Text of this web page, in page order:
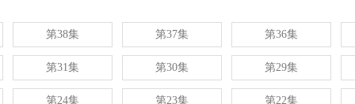
第38集 第37集 第36集
第31集 第30集 第29集
第24集 第23集 第22集